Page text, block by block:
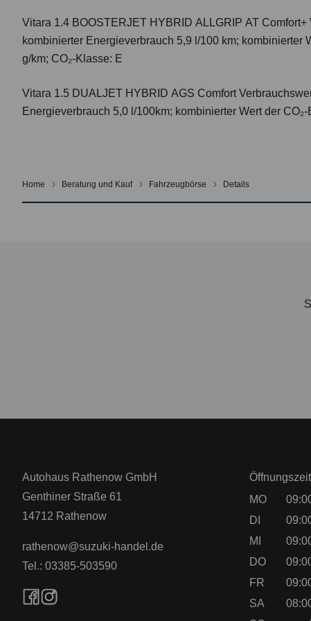
Vitara 1.4 BOOSTERJET HYBRID ALLGRIP AT Comfort+
kombinierter Energieverbrauch 5,9 l/100 km; kombinierter
g/km; CO₂-Klasse: E
Vitara 1.5 DUALJET HYBRID AGS Comfort
Energieverbrauch 5,0 l/100km; kombinierter Wert der
Home Beratung und Kauf Fahrzeugbörse Details
Autohaus Rathenow GmbH
Genthiner Straße 61
14712 Rathenow
rathenow@suzuki-handel.de
Tel.: 03385-503590
MO
DI
MI
DO
FR
SA